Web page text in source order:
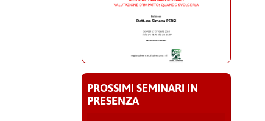
PROSSIMI SEMINARI IN
PRESENZA